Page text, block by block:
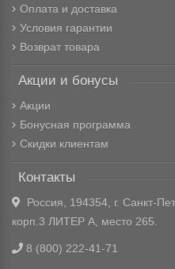
Оплата и доставка
Условия гарантии
Возврат товара
Акции и бонусы
Акции
Бонусная программа
Скидки клиентам
Контакты
Россия, 194354, г. Санкт-
корп.3 ЛИТЕР А, место 265.
8 (800) 222-41-71